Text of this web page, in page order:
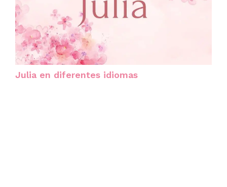
Julia en diferentes idiomas